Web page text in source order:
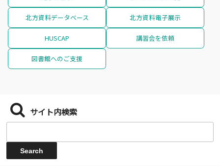
北方資料データベース 北方資料電子展示
HUSCAP 講習会を依頼
図書館へのご支援
サイト内検索